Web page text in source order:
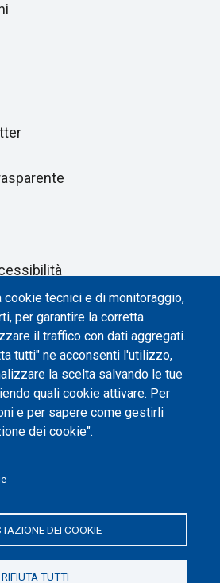
tecnici e di monitoraggio,
per garantire la corretta
il traffico con dati aggregati.
tutti" ne acconsenti l'utilizzo,
la scelta salvando le tue
quali cookie attivare. Per
e per sapere come gestirli
dei cookie".
DEI COOKIE
RIFIUTA TUTTI
00518460019 | PEC